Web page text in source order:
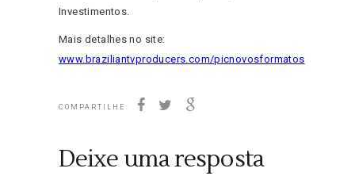
Investimentos.
Mais detalhes no site:
www.braziliantvproducers.com/picnovosformatos
COMPARTILHE:
Deixe uma resposta